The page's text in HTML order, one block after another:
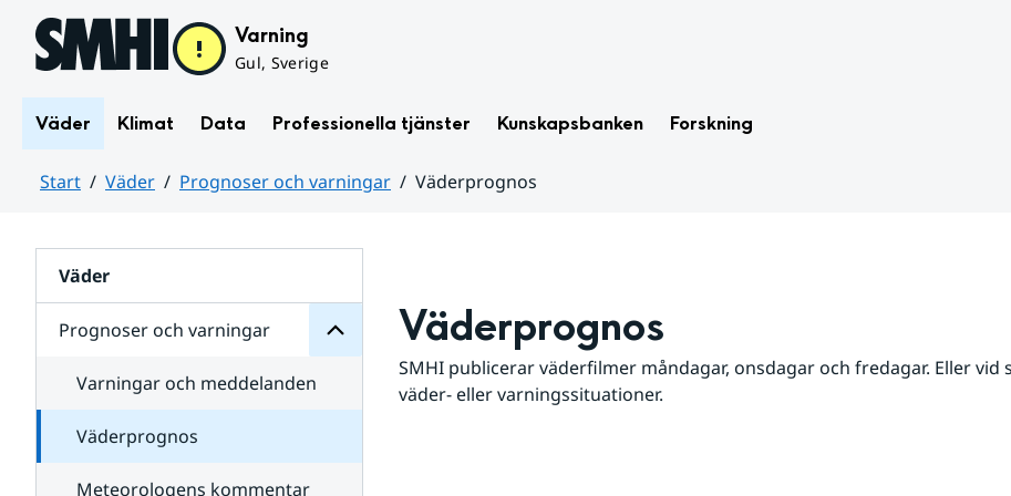
Hoppa till sidans innehåll Varning
Gul, Sverige
Väder Klimat Data Professionella tjänster Kunskapsbanken Forskning
Start Väder Prognoser och varningar
Väderprognos
Väder
Prognoser och varningar
för
varningar
Varningar och meddelanden
Väderprognos
Meteorologens kommentar
Väderprognos
SMHI publicerar väderfilmer måndagar, onsdagar och fredagar. Eller vid
väder- eller varningssituationer.